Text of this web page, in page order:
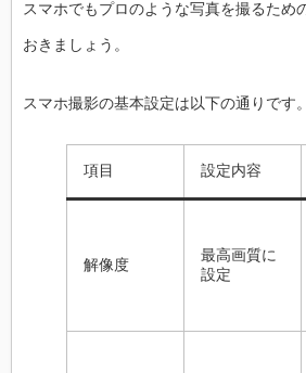
スマホでもプロのような写真を撮るため
おきましょう。
スマホ撮影の基本設定は以下の通りです。
項目 設定内容
解像度
最高画質に
設定